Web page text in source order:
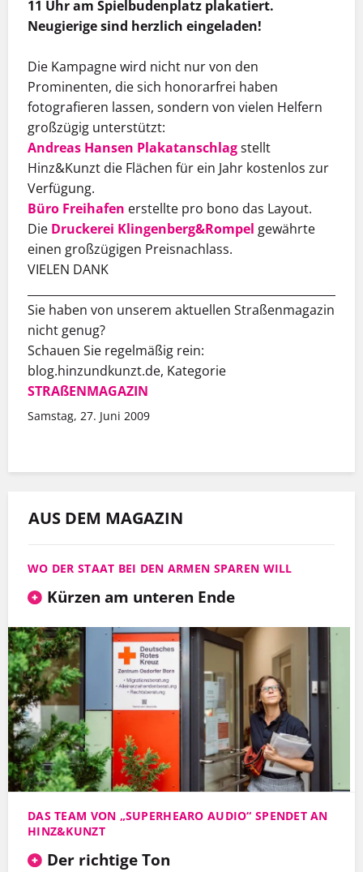
11 Uhr am Spielbudenplatz plakatiert.
Neugierige sind herzlich eingeladen!
Die Kampagne wird nicht nur von den
Prominenten, die sich honorarfrei haben
fotografieren lassen, sondern von vielen Helfern
großzügig unterstützt:
Andreas Hansen Plakatanschlagstellt
Hinz&Kunzt die Flächen für ein Jahr kostenlos zur
Verfügung.
Büro Freihafen erstellte pro bono das Layout.
Die Druckerei Klingenberg&Rompel gewährte
einen großzügigen Preisnachlass.
VIELEN DANK
Sie haben von unserem aktuellen Straßenmagazin
nicht genug?
Schauen Sie regelmäßig rein:
blog.hinzundkunzt.de, Kategorie
STRAßENMAGAZIN
Samstag, 27. Juni 2009
AUS DEM MAGAZIN
WO DER STAAT BEI DEN ARMEN SPAREN WILL
Kürzen am unteren Ende
DAS TEAM VON „SUPERHEARO AUDIO“ SPENDET AN
HINZ&KUNZT
Der richtige Ton